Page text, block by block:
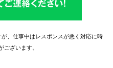
、仕事中はレスポンスが悪く対応に時
ございます。